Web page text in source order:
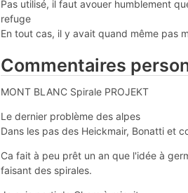
Pas utilisé, il faut avouer humblement
refuge
En tout cas, il y avait quand même pas
Commentaires
MONT BLANC Spirale PROJEKT
Le dernier problème des alpes
Dans les pas des Heickmair, Bonatti et
Ca fait à peu prêt un an que l'idée à
faisant des spirales.